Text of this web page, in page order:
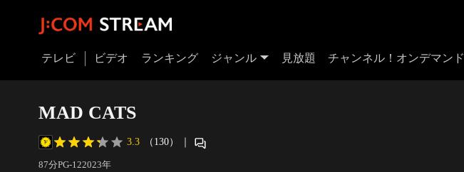
テレビ ビデオ ランキング ジャンル 見放題 チャンネル！オンデマンド
MAD CATS
3.3 （130） ｜
87分PG-122023年